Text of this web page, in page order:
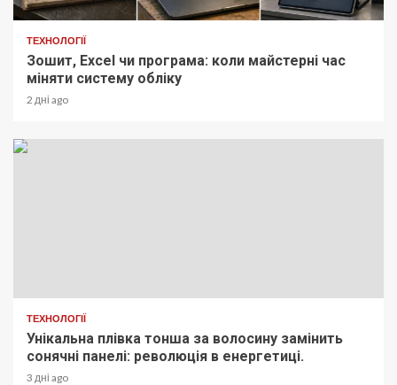
ТЕХНОЛОГІЇ
Зошит, Excel чи програма: коли майстерні час
міняти систему обліку
2 дні ago
ТЕХНОЛОГІЇ
Унікальна плівка тонша за волосину замінить
сонячні панелі: революція в енергетиці.
3 дні ago